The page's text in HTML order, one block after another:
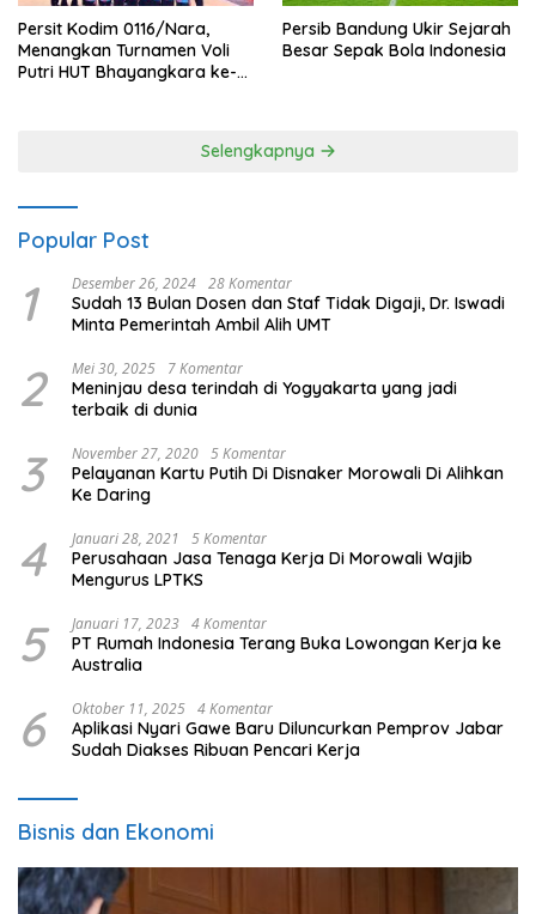
Persit Kodim 0116/Nara,
Menangkan Turnamen Voli
Putri HUT Bhayangkara ke-
Persib Bandung Ukir Sejarah
Besar Sepak Bola Indonesia
Selengkapnya
Popular Post
1 Desember 26, 2024 28 Komentar
Sudah 13 Bulan Dosen dan Staf Tidak Digaji, Dr. Iswadi
Minta Pemerintah Ambil Alih UMT
2 Mei 30, 2025 7 Komentar
Meninjau desa terindah di Yogyakarta yang jadi
terbaik di dunia
3 November 27, 2020 5 Komentar
Pelayanan Kartu Putih Di Disnaker Morowali Di Alihkan
Ke Daring
4 Januari 28, 2021 5 Komentar
Perusahaan Jasa Tenaga Kerja Di Morowali Wajib
Mengurus LPTKS
5 Januari 17, 2023 4 Komentar
PT Rumah Indonesia Terang Buka Lowongan Kerja ke
Australia
6 Oktober 11, 2025 4 Komentar
Aplikasi Nyari Gawe Baru Diluncurkan Pemprov Jabar
Sudah Diakses Ribuan Pencari Kerja
Bisnis dan Ekonomi